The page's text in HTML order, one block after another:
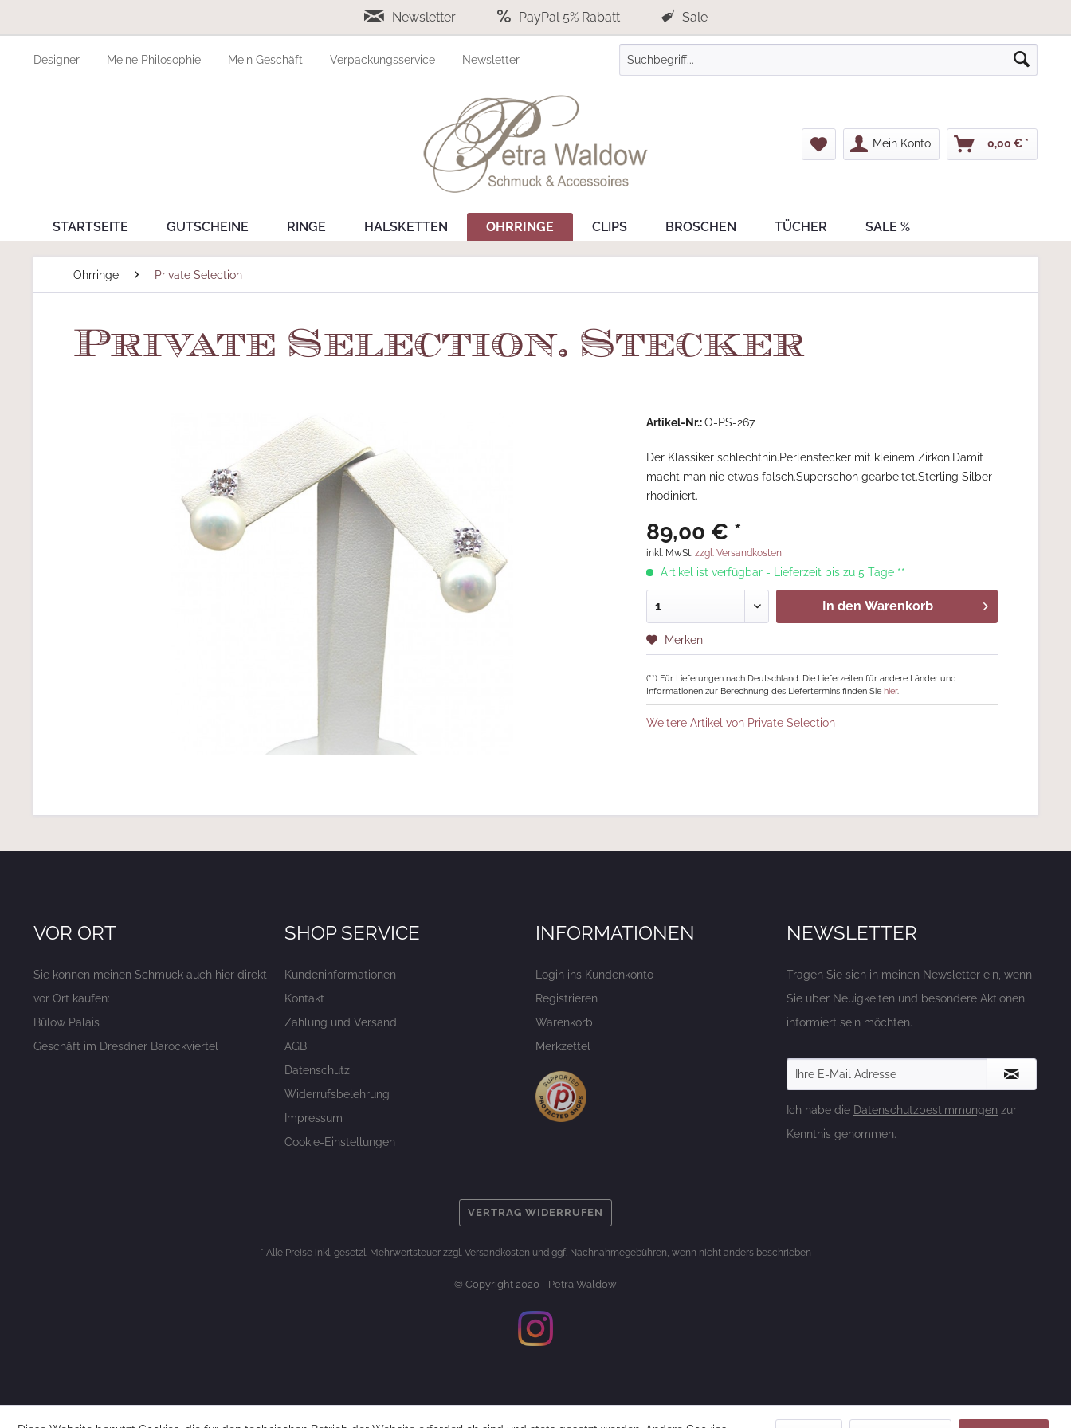
Newsletter PayPal 5% Rabatt Sale
Designer Meine Philosophie Mein Geschäft Verpackungsservice Newsletter
Mein Konto 0,00 € *
STARTSEITE GUTSCHEINE RINGE HALSKETTEN OHRRINGE CLIPS BROSCHEN TÜCHER SALE %
Ohrringe Private Selection
Private Selection. Stecker
Artikel-Nr.:O-PS-267
Der Klassiker schlechthin.Perlenstecker mit kleinem Zirkon.Damit
macht man nie etwas falsch.Superschön gearbeitet.Sterling Silber
rhodiniert.
89,00 € *
inkl. MwSt.zzgl. Versandkosten
Artikel ist verfügbar - Lieferzeit bis zu 5 Tage **
In den Warenkorb
Merken
(**) Für Lieferungen nach Deutschland. Die Lieferzeiten für andere Länder und
Informationen zur Berechnung des Liefertermins finden Siehier.
Weitere Artikel von Private Selection
VOR ORT
Sie können meinen Schmuck auch hier direkt
vor Ort kaufen:
Bülow Palais
Geschäft im Dresdner Barockviertel
SHOP SERVICE
Kundeninformationen
Kontakt
Zahlung und Versand
AGB
Datenschutz
Widerrufsbelehrung
Impressum
Cookie-Einstellungen
INFORMATIONEN
Login ins Kundenkonto
Registrieren
Warenkorb
Merkzettel
NEWSLETTER
Tragen Sie sich in meinen Newsletter ein, wenn
Sie über Neuigkeiten und besondere Aktionen
informiert sein möchten.
Ich habe die Datenschutzbestimmungen zur
Kenntnis genommen.
VERTRAG WIDERRUFEN
* Alle Preise inkl. gesetzl. Mehrwertsteuer zzgl. Versandkosten und ggf. Nachnahmegebühren, wenn nicht anders beschrieben
© Copyright 2020 - Petra Waldow